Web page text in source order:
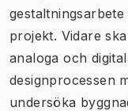
projekt. Vidare
analoga och
designprocessen
undersöka